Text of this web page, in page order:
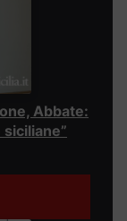
Abbate: